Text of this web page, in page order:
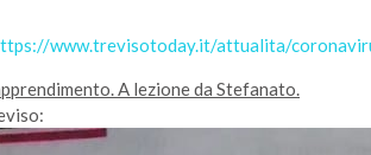
www.trevisotoday.it/attualita/
A lezione da Stefanato.